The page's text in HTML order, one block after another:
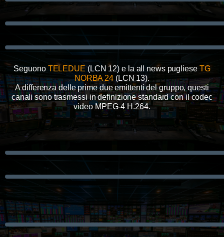
Seguono TELEDUE (LCN 12) e la all news pugliese TG
NORBA 24(LCN 13).
A differenza delle prime due emittenti del gruppo, questi
canali sono trasmessi in definizione standard con il codec
video MPEG-4 H.264.